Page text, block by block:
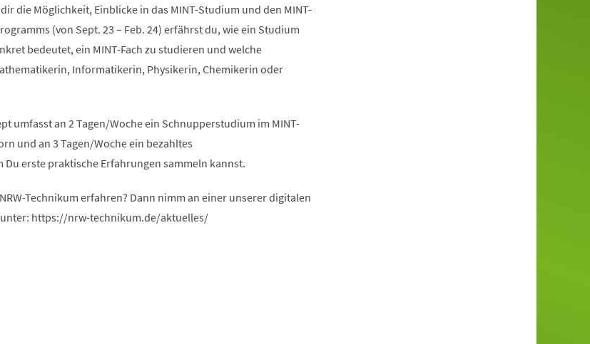
die Möglichkeit, Einblicke in das MINT-Studium und den MINT-
(von Sept. 23 – Feb. 24) erfährst du, wie ein Studium
bedeutet, ein MINT-Fach zu studieren und welche
Informatikerin, Physikerin, Chemikerin oder
umfasst an 2 Tagen/Woche ein Schnupperstudium im MINT-
und an 3 Tagen/Woche ein bezahltes
erste praktische Erfahrungen sammeln kannst.
Technikum erfahren? Dann nimm an einer unserer digitalen
https://nrw-technikum.de/aktuelles/